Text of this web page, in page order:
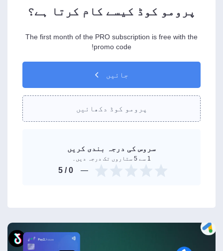
پرومو کوڈ کیسے کام کرتا ہے؟
The first month of the PRO subscription is free with the
promo code!
جائیں
پرومو کوڈ دکھائیں
سروس کی درجہ بندی کریں
1 سے 5 ستاروں تک درجہ دیں۔
0
/ 5